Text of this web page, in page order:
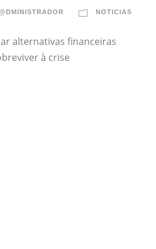
NOTICIAS
alternativas financeiras
à crise